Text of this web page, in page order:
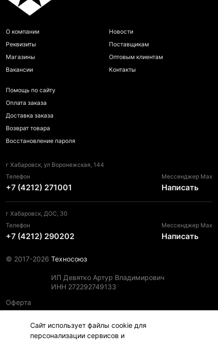
Сайт использует файлы cookie для
персонализации сервисов и
О компании
Реквизиты
Магазины
Вакансии
Новости
Поставщикам
Оптовым клиентам
Контакты
Помощь по сайту
Оплата заказа
Доставка заказа
Возврат товара
Восстановление пароля
г Хабаровск, ул Воронежская, 144
Телефон
+7 (4212) 271001
Мессенджер Max
Написать
г Хабаровск, ДОС, 30
Телефон
+7 (4212) 290202
Мессенджер Max
Написать
© 2017-2026 Техносоюз
ИП Девятко Артур Владимирович
ИНН 272292749133
Оферта
Политика конфиденциальности